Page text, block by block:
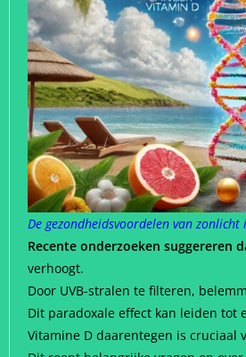
De gezondheidsvoordelen van
Recente onderzoeken suggereren
verhoogt.
Door UVB-stralen te filteren,
Dit paradoxale effect kan leiden tot
Vitamine D daarentegen is cruciaal